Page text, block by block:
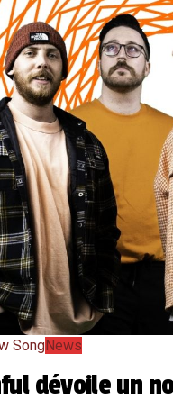
SongNews
dévoile un